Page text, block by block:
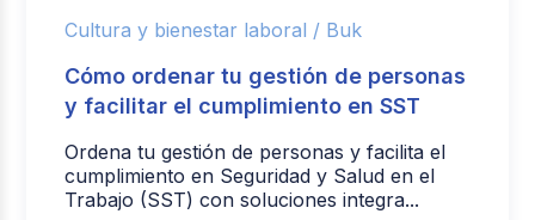
Cultura y bienestar laboral / Buk
Cómo ordenar tu gestión de personas
y facilitar el cumplimiento en SST
Ordena tu gestión de personas y facilita el
cumplimiento en Seguridad y Salud en el
Trabajo (SST) con soluciones integra...